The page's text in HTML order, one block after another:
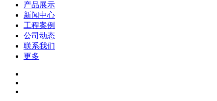
产品展示
新闻中心
工程案例
公司动态
联系我们
更多